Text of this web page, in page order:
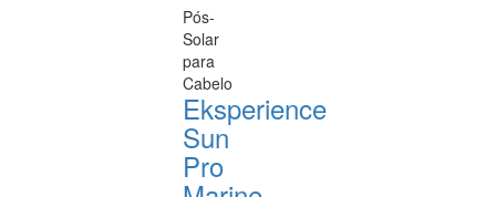
Pós-
Solar
para
Cabelo
Eksperience
Sun
Pro